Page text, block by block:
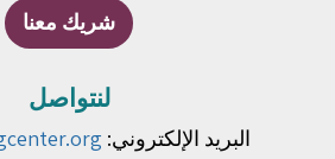
شريك معنا
لنتواصل
البريد الإلكتروني: